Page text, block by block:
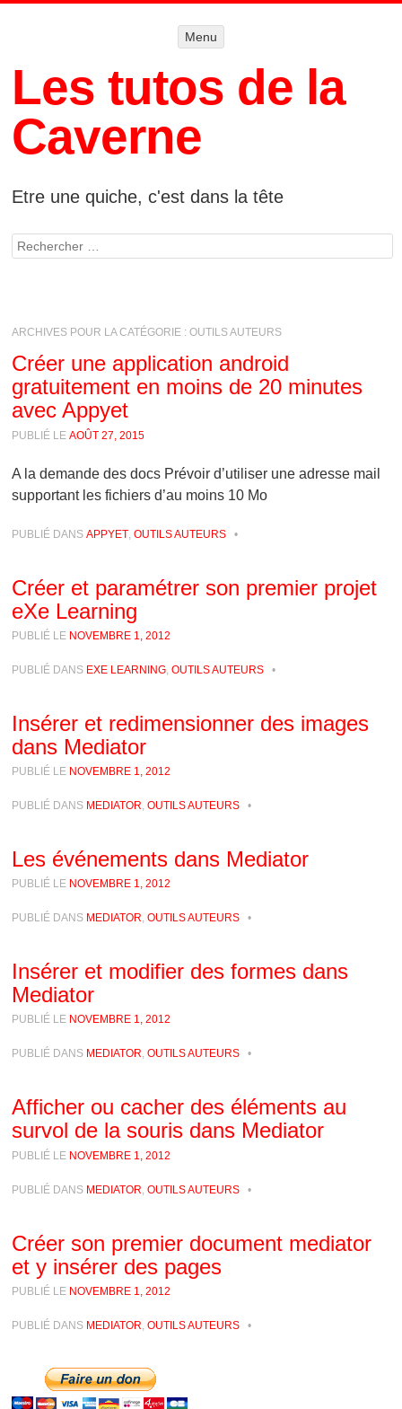
Menu
Les tutos de la
Caverne
Etre une quiche, c'est dans la tête
Rechercher
ARCHIVES POUR LA CATÉGORIE :OUTILS AUTEURS
Créer une application android
gratuitement en moins de 20 minutes
avec Appyet
PUBLIÉ LEAOÛT 27, 2015
A la demande des docs Prévoir d’utiliser une adresse mail
supportant les fichiers d’au moins 10 Mo
PUBLIÉ DANSAPPYET ,OUTILS AUTEURS •
Créer et paramétrer son premier projet
eXe Learning
PUBLIÉ LE NOVEMBRE 1, 2012
PUBLIÉ DANS EXE LEARNING,OUTILS AUTEURS •
Insérer et redimensionner des images
dans Mediator
PUBLIÉ LE NOVEMBRE 1, 2012
PUBLIÉ DANS MEDIATOR,OUTILS AUTEURS •
Les événements dans Mediator
PUBLIÉ LE NOVEMBRE 1, 2012
PUBLIÉ DANS MEDIATOR,OUTILS AUTEURS •
Insérer et modifier des formes dans
Mediator
PUBLIÉ LE NOVEMBRE 1, 2012
PUBLIÉ DANS MEDIATOR,OUTILS AUTEURS •
Afficher ou cacher des éléments au
survol de la souris dans Mediator
PUBLIÉ LE NOVEMBRE 1, 2012
PUBLIÉ DANS MEDIATOR ,OUTILS AUTEURS •
Créer son premier document mediator
et y insérer des pages
PUBLIÉ LE NOVEMBRE 1, 2012
PUBLIÉ DANS MEDIATOR ,OUTILS AUTEURS •